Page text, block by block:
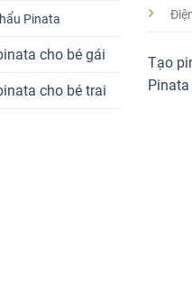
Pinata
cho bé gái
cho bé trai
Tạo